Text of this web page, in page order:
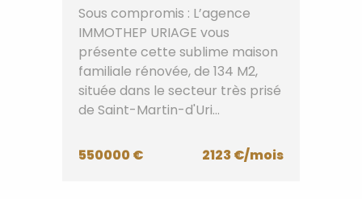
Sous compromis : L’agence
IMMOTHEP URIAGE vous
présente cette sublime maison
familiale rénovée, de 134 M2,
située dans le secteur très prisé
de Saint-Martin-d'Uri...
550000 € 2123 €/mois